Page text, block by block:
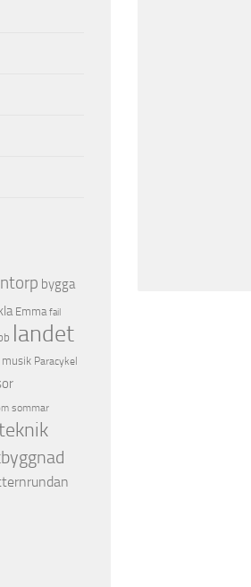
bygga
Emma fail
landet
musik Paracykel
sommar